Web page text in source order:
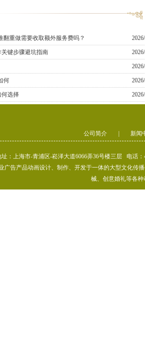
翻重做需要收取额外服务费吗？
键步骤避坑指南
何
何选择
公司简介 新闻
址：上海市-青浦区-崧泽大道6066弄36号楼三层 电话
广告产品动画设计、制作、开发于一体的大型文化传
械、创意婚礼等各